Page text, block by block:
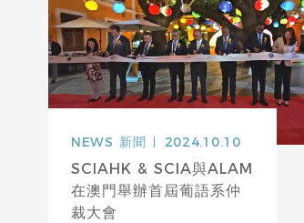
NEWS 新聞 2024.10.10
SCIAHK & SCIA與ALAM
在澳門舉辦首屆葡語系仲
裁大會